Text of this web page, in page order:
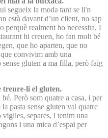
segueix la moda tant se li'n
està davant d’un client, no sap
perquè realment ho necessita. I
hi creuen, ho fan molt bé
que ho aparten, que no
convivim amb una
gluten a ma filla, però faig
treure-li el gluten.
Però som quatre a casa, i per
pasta sense gluten val quatre
separes, i tenim una
i una mica d’espai per